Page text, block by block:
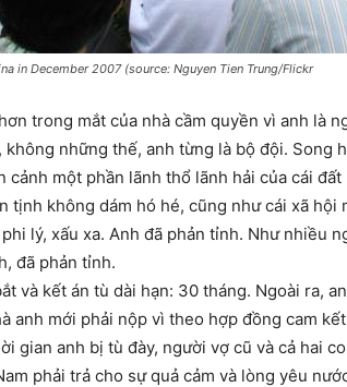
in December 2007 (source: Nguyen Tien Trung/Flickr
trong mắt của nhà cầm quyền vì anh là
những thế, anh từng là bộ đội.
cảnh một phần lãnh thổ lãnh hải của cái
tịnh không dám hó hé, cũng như cái xã
lý, xấu xa. Anh đã phản tỉnh. Như nhiều
đã phản tỉnh.
và kết án tù dài hạn: 30 tháng. Ngoài ra,
anh mới phải nộp vì theo hợp đồng cam
gian anh bị tù đày, người vợ cũ và cả hai
phải trả cho sự quả cảm và lòng yêu